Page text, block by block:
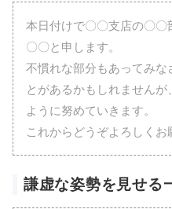
本日付けで〇〇支店の〇
〇〇と申します。
不慣れな部分もあってみな
とがあるかもしれません
ように努めていきます。
これからどうぞよろしくお
謙虚な姿勢を見せる